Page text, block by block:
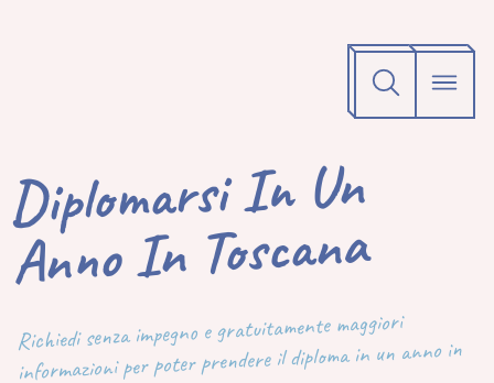
Diplomarsi In Un
Anno In Toscana
Richiedi senza impegno e gratuitamente maggiori
informazioni per poter prendere il diploma in un anno in